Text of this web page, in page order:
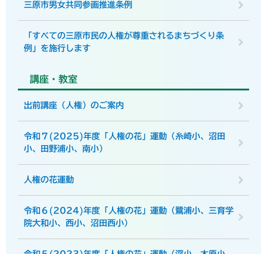
三原市男女共同参画推進条例
「すべての三原市民の人権が尊重されるまちづくり条
例」を施行します
講座・教室
出前講座（人権）のご案内
令和７(2025)年度「人権の花」運動（糸崎小、沼田
小、田野浦小、南小）
人権の花運動
令和６(2024)年度「人権の花」運動（鷺浦小、三育学
院大和小、西小、沼田西小）